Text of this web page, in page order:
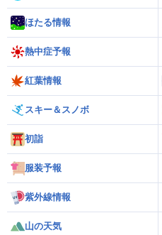
ほたる情報
熱中症予報
紅葉情報
スキー＆スノボ
初詣
服装予報
紫外線情報
山の天気